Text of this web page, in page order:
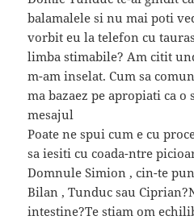
balamalele si nu mai poti
vorbit eu la telefon cu
limba stimabile? Am citit
m-am inselat. Cum sa
ma bazaez pe apropiati ca o
mesajul
Poate ne spui cum e cu
sa iesiti cu coada-ntre
Domnule Simion , cin-te
Bilan , Tunduc sau
intestine?Te stiam om